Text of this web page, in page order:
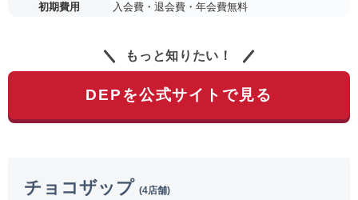
初期費用
入会費・退会費・年会費無料
もっと知りたい！
DEPを公式サイトで見る
チョコザップ (4店舗)